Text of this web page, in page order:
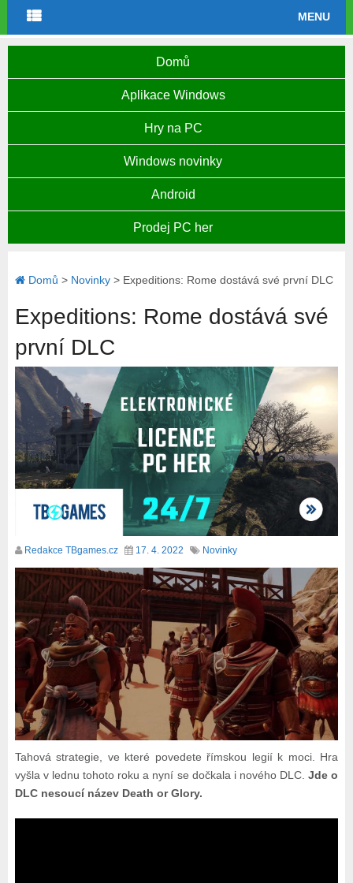
MENU
Domů
Aplikace Windows
Hry na PC
Windows novinky
Android
Prodej PC her
Domů > Novinky> Expeditions: Rome dostává své první DLC
Expeditions: Rome dostává své
první DLC
Redakce TBgames.cz 17. 4. 2022 Novinky
Tahová strategie, ve které povedete římskou legií k moci. Hra
vyšla v lednu tohoto roku a nyní se dočkala i nového DLC.Jde o
DLC nesoucí název Death or Glory.